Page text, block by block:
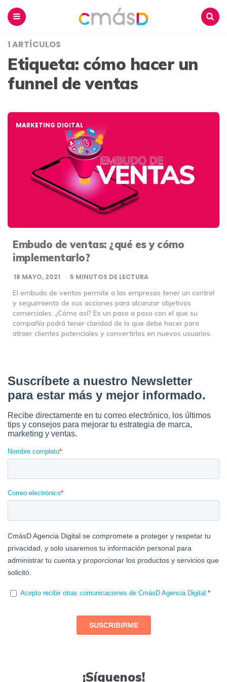
1 ARTÍCULOS
Etiqueta: cómo hacer un
funnel de ventas
MARKETING DIGITAL
Embudo de ventas: ¿qué es y cómo
implementarlo?
18 MAYO, 2021 5 MINUTOS DE LECTURA
El embudo de ventas permite a las empresas tener un control
y seguimiento de sus acciones para alcanzar objetivos
comerciales. ¿Cómo así? Es un paso a paso con el que su
compañía podrá tener claridad de lo que debe hacer para
atraer clientes potenciales y convertirlos en nuevos usuarios.
¡Síguenos!